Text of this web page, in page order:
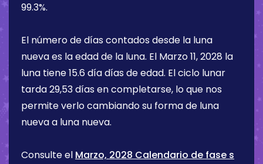
99.3%.
El número de días contados desde la luna
nueva es la edad de la luna. El Marzo 11, 2028 la
luna tiene15.6 díadías de edad. El ciclo lunar
tarda 29,53 días en completarse, lo que nos
permite verlo cambiando su forma de luna
nueva a luna nueva.
Consulte el Marzo, 2028 Calendario de fase s